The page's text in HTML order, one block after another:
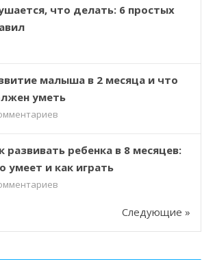
что делать: 6 простых
малыша в 2 месяца и что
уметь
развивать ребенка в 8 месяцев:
умеет и как играть
Следующие »